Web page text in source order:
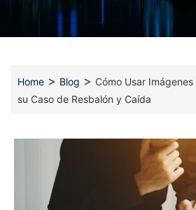
Home > Blog > Cómo Usar
su Caso de Resbalón y Caída